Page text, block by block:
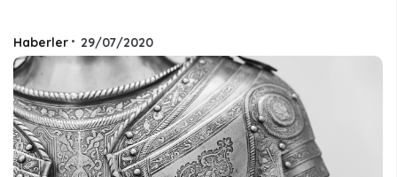
Haberler • 29/07/2020